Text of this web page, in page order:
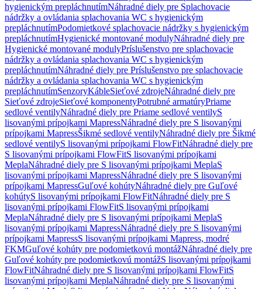
hygienickým prepláchnutímNáhradné diely pre Splachovacie
nádržky a ovládania splachovania WC s hygienickým
prepláchnutímPodomietkové splachovacie nádržky s hygienickým
prepláchnutímHygienické montované modulyNáhradné diely pre
Hygienické montované modulyPríslušenstvo pre splachovacie
nádržky a ovládania splachovania WC s hygienickým
prepláchnutímNáhradné diely pre Príslušenstvo pre splachovacie
nádržky a ovládania splachovania WC s hygienickým
prepláchnutímSenzoryKábleSieťové zdrojeNáhradné diely pre
Sieťové zdrojeSieťové komponentyPotrubné armatúryPriame
sedlové ventilyNáhradné diely pre Priame sedlové ventilyS
lisovanými prípojkami MapressNáhradné diely pre S lisovanými
prípojkami MapressŠikmé sedlové ventilyNáhradné diely pre Šikmé
sedlové ventilyS lisovanými prípojkami FlowFitNáhradné diely pre
S lisovanými prípojkami FlowFitS lisovanými prípojkami
MeplaNáhradné diely pre S lisovanými prípojkami MeplaS
lisovanými prípojkami MapressNáhradné diely pre S lisovanými
prípojkami MapressGuľové kohútyNáhradné diely pre Guľové
kohútyS lisovanými prípojkami FlowFitNáhradné diely pre S
lisovanými prípojkami FlowFitS lisovanými prípojkami
MeplaNáhradné diely pre S lisovanými prípojkami MeplaS
lisovanými prípojkami MapressNáhradné diely pre S lisovanými
prípojkami MapressS lisovanými prípojkami Mapress, modré
FKMGuľové kohúty pre podomietkovú montážNáhradné diely pre
Guľové kohúty pre podomietkovú montážS lisovanými prípojkami
FlowFitNáhradné diely pre S lisovanými prípojkami FlowFitS
lisovanými prípojkami MeplaNáhradné diely pre S lisovanými